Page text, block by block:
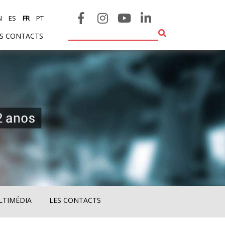
CONTACTS
ES FR PT
LES CONTACTS